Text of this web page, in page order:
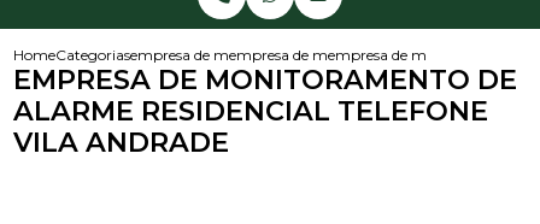
HomeCategoriasempresa de monitoramento de alarmes
empresa de monitoramento de alarme
empresa de monitoramento
EMPRESA DE MONITORAMENTO DE
ALARME RESIDENCIAL TELEFONE
VILA ANDRADE